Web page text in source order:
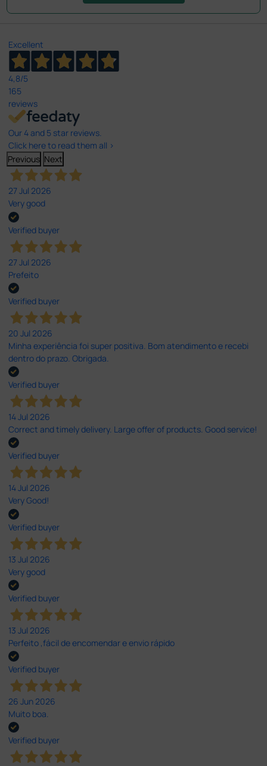
Excellent
4,8/5
165
reviews
Our 4 and 5 star reviews.
Click here to read them all >
Previous Next
27 Jul 2026
Very good
Verified buyer
27 Jul 2026
Prefeito
Verified buyer
20 Jul 2026
Minha experiência foi super positiva. Bom atendimento e recebi
dentro do prazo. Obrigada.
Verified buyer
14 Jul 2026
Correct and timely delivery. Large offer of products. Good service!
Verified buyer
14 Jul 2026
Very Good!
Verified buyer
13 Jul 2026
Very good
Verified buyer
13 Jul 2026
Perfeito ,fácil de encomendar e envio rápido
Verified buyer
26 Jun 2026
Muito boa.
Verified buyer